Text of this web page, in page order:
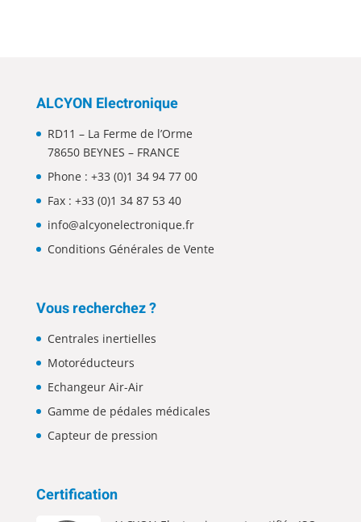
ALCYON Electronique
RD11 – La Ferme de l’Orme
78650 BEYNES – FRANCE
Phone : +33 (0)1 34 94 77 00
Fax : +33 (0)1 34 87 53 40
info@alcyonelectronique.fr
Conditions Générales de Vente
Vous recherchez ?
Centrales inertielles
Motoréducteurs
Echangeur Air-Air
Gamme de pédales médicales
Capteur de pression
Certification